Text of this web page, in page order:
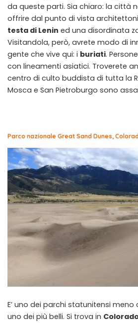
da queste parti. Sia chiaro: la città
offrire dal punto di vista
testa di Lenin ed una disordinata
Visitandola, però, avrete modo di
gente che vive qui: i buriati.
con lineamenti asiatici. Troverete
centro di culto buddista di tutta la
Mosca e San Pietroburgo sono
Parco nazionale Great Sand Dunes,
E’ uno dei parchi statunitensi
uno dei più belli. Si trova in